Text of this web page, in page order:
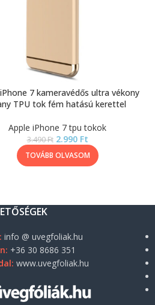
7 kameravédős ultra vékony
TPU tok fém hatású kerettel
Apple iPhone 7 tpu tokok
3.490Ft 2.990 Ft
TOVÁBB OLVASOM
info @ uvegfoliak.hu
+36 30 8686 351
www.uvegfoliak.hu